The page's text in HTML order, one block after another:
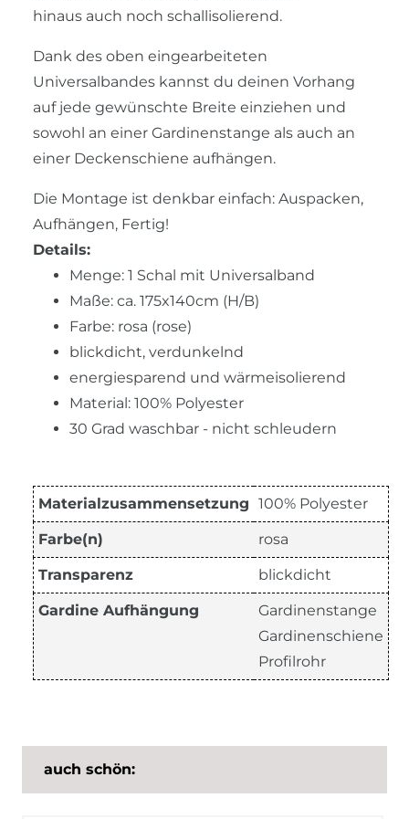
hinaus auch noch schallisolierend.
Dank des oben eingearbeiteten
Universalbandes kannst du deinen Vorhang
auf jede gewünschte Breite einziehen und
sowohl an einer Gardinenstange als auch an
einer Deckenschiene aufhängen.
Die Montage ist denkbar einfach: Auspacken,
Aufhängen, Fertig!
Details:
Menge: 1 Schal mit Universalband
Maße: ca. 175x140cm (H/B)
Farbe: rosa (rose)
blickdicht, verdunkelnd
energiesparend und wärmeisolierend
Material: 100% Polyester
30 Grad waschbar - nicht schleudern
Materialzusammensetzung 100% Polyester
Farbe(n) rosa
Transparenz blickdicht
Gardine Aufhängung
Gardinenstange
Gardinenschiene
Profilrohr
auch schön: